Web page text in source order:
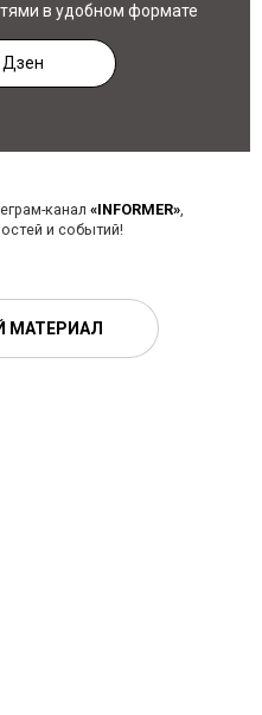
в удобном формате
Дзен
канал «INFORMER»,
и событий!